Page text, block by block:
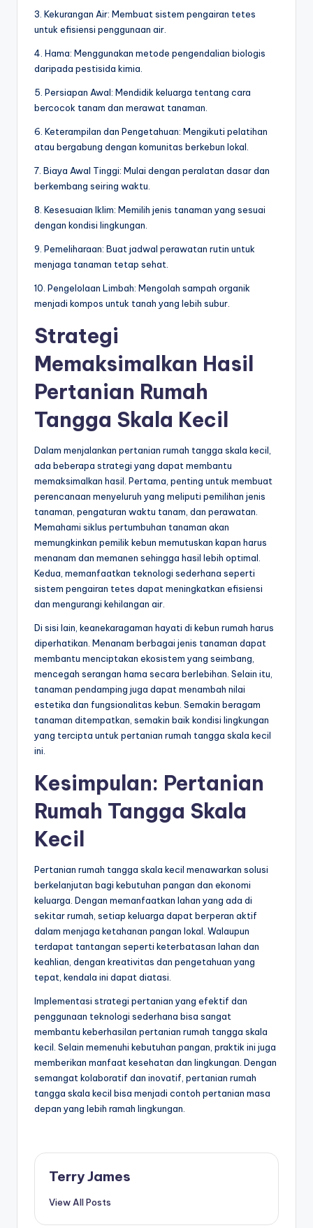
3. Kekurangan Air: Membuat sistem pengairan tetes
untuk efisiensi penggunaan air.
4. Hama: Menggunakan metode pengendalian biologis
daripada pestisida kimia.
5. Persiapan Awal: Mendidik keluarga tentang cara
bercocok tanam dan merawat tanaman.
6. Keterampilan dan Pengetahuan: Mengikuti pelatihan
atau bergabung dengan komunitas berkebun lokal.
7. Biaya Awal Tinggi: Mulai dengan peralatan dasar dan
berkembang seiring waktu.
8. Kesesuaian Iklim: Memilih jenis tanaman yang sesuai
dengan kondisi lingkungan.
9. Pemeliharaan: Buat jadwal perawatan rutin untuk
menjaga tanaman tetap sehat.
10. Pengelolaan Limbah: Mengolah sampah organik
menjadi kompos untuk tanah yang lebih subur.
Strategi
Memaksimalkan Hasil
Pertanian Rumah
Tangga Skala Kecil
Dalam menjalankan pertanian rumah tangga skala kecil,
ada beberapa strategi yang dapat membantu
memaksimalkan hasil. Pertama, penting untuk membuat
perencanaan menyeluruh yang meliputi pemilihan jenis
tanaman, pengaturan waktu tanam, dan perawatan.
Memahami siklus pertumbuhan tanaman akan
memungkinkan pemilik kebun memutuskan kapan harus
menanam dan memanen sehingga hasil lebih optimal.
Kedua, memanfaatkan teknologi sederhana seperti
sistem pengairan tetes dapat meningkatkan efisiensi
dan mengurangi kehilangan air.
Di sisi lain, keanekaragaman hayati di kebun rumah harus
diperhatikan. Menanam berbagai jenis tanaman dapat
membantu menciptakan ekosistem yang seimbang,
mencegah serangan hama secara berlebihan. Selain itu,
tanaman pendamping juga dapat menambah nilai
estetika dan fungsionalitas kebun. Semakin beragam
tanaman ditempatkan, semakin baik kondisi lingkungan
yang tercipta untuk pertanian rumah tangga skala kecil
ini.
Kesimpulan: Pertanian
Rumah Tangga Skala
Kecil
Pertanian rumah tangga skala kecil menawarkan solusi
berkelanjutan bagi kebutuhan pangan dan ekonomi
keluarga. Dengan memanfaatkan lahan yang ada di
sekitar rumah, setiap keluarga dapat berperan aktif
dalam menjaga ketahanan pangan lokal. Walaupun
terdapat tantangan seperti keterbatasan lahan dan
keahlian, dengan kreativitas dan pengetahuan yang
tepat, kendala ini dapat diatasi.
Implementasi strategi pertanian yang efektif dan
penggunaan teknologi sederhana bisa sangat
membantu keberhasilan pertanian rumah tangga skala
kecil. Selain memenuhi kebutuhan pangan, praktik ini juga
memberikan manfaat kesehatan dan lingkungan. Dengan
semangat kolaboratif dan inovatif, pertanian rumah
tangga skala kecil bisa menjadi contoh pertanian masa
depan yang lebih ramah lingkungan.
Terry James
View All Posts